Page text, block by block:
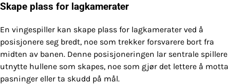
Skape plass for lagkamerater
En vingespiller kan skape plass for lagkamerater ved å
posisjonere seg bredt, noe som trekker forsvarere bort fra
midten av banen. Denne posisjoneringen lar sentrale spillere
utnytte hullene som skapes, noe som gjør det lettere å motta
pasninger eller ta skudd på mål.